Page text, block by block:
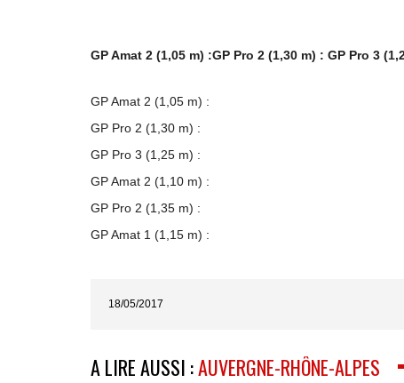
GP Amat 2 (1,05 m) :GP Pro 2 (1,30 m) : GP Pro 3
GP Amat 2 (1,05 m) :
GP Pro 2 (1,30 m) :
GP Pro 3 (1,25 m) :
GP Amat 2 (1,10 m) :
GP Pro 2 (1,35 m) :
GP Amat 1 (1,15 m) :
18/05/2017
A LIRE AUSSI :AUVERGNE-RHÔNE-ALPES